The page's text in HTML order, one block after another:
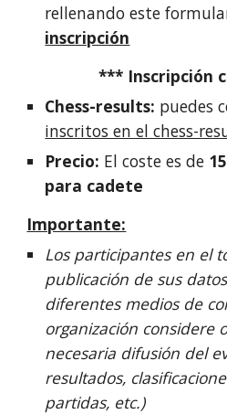
rellenando este
inscripción
*** Inscripción
Chess-results: puedes
inscritos en el chess-
Precio: El coste es de
para cadete
Importante:
Los participantes en el
publicación de sus
diferentes medios de
organización considere
necesaria difusión del
resultados,
partidas, etc.)